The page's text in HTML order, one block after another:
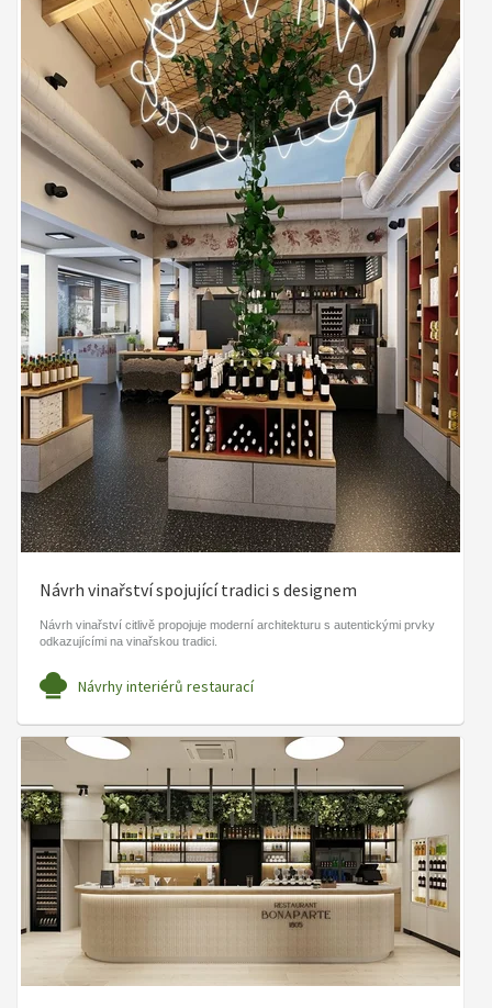
Návrh vinařství spojující tradici s designem
Návrh vinařství citlivě propojuje moderní architekturu s autentickými prvky
odkazujícími na vinařskou tradici.
Návrhy interiérů restaurací